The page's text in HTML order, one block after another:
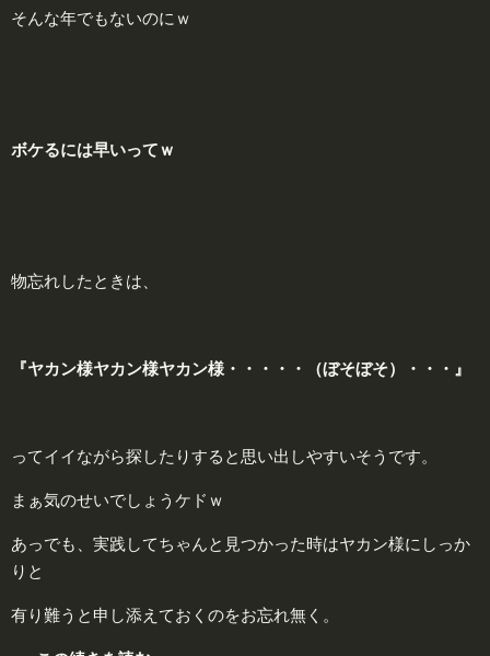
そんな年でもないのにｗ
ボケるには早いってｗ
物忘れしたときは、
『ヤカン様ヤカン様ヤカン様・・・・・（ぼそぼそ）・・・』
ってイイながら探したりすると思い出しやすいそうです。
まぁ気のせいでしょうケドｗ
あっでも、実践してちゃんと見つかった時はヤカン様にしっか
りと
有り難うと申し添えておくのをお忘れ無く。